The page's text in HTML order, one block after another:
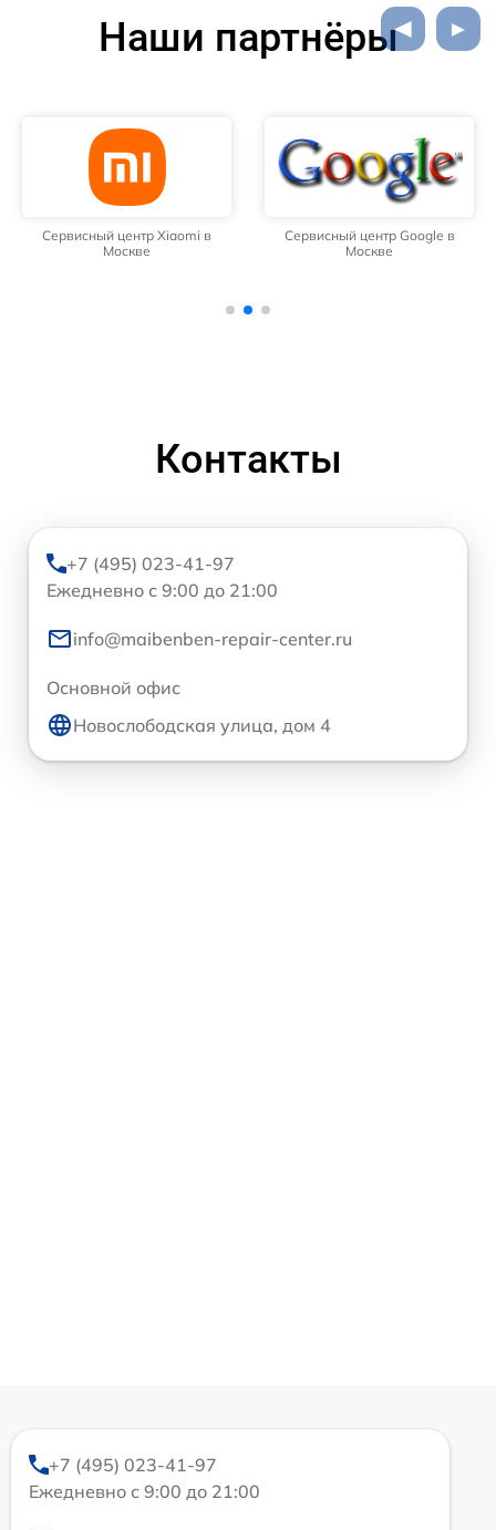
Наши партнёры
Сервисный центр Xiaomi в
Москве
Сервисный центр Google в
Москве
Контакты
+7 (495) 023-41-97
Ежедневно с 9:00 до 21:00
info@maibenben-repair-center.ru
Основной офис
Новослободская улица, дом 4
+7 (495) 023-41-97
Ежедневно с 9:00 до 21:00